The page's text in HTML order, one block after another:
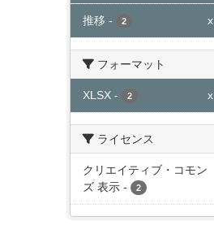
推移 - 2 x
フォーマット
XLSX - 2 x
ライセンス
クリエイティブ・コモン
ズ 表示 - 2